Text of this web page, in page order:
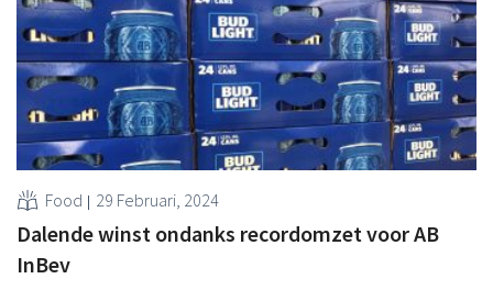
Food 29 Februari, 2024
Dalende winst ondanks recordomzet voor AB
InBev